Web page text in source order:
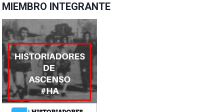
MIEMBRO INTEGRANTE